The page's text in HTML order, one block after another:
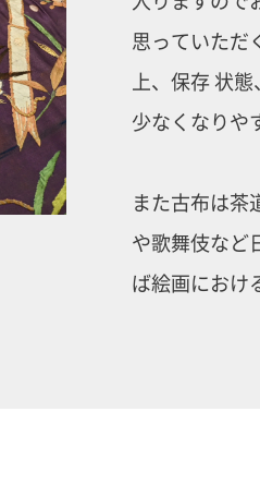
思っていただ
上、保存 状
少なくなりや
また古布は茶
や歌舞伎など
ば絵画におけ